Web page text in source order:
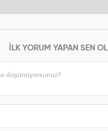
İLK YORUM YAPAN SEN OL